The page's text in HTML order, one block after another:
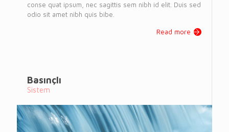
conse quat ipsum, nec sagittis sem nibh id elit. Duis sed
odio sit amet nibh quis bibe.
Read more
Basınçlı
Sistem